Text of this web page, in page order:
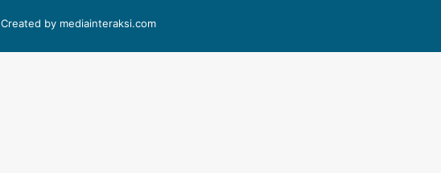
Created by mediainteraksi.com